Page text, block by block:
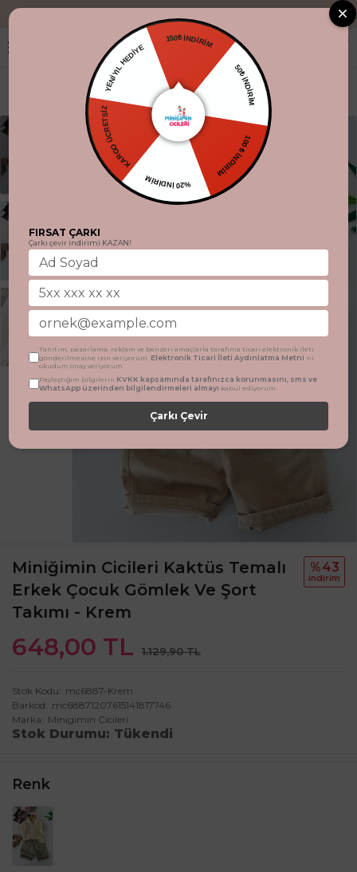
"Aynı gün
Miniğimin Cicileri Kaktüs Temalı
Erkek Çocuk Gömlek Ve Şort
Takımı - Krem
648,00 TL 1.129,90 TL
%43
i̇ndi̇ri̇m
Stok Kodu
mc6887-Krem
Barkod
mc68871207615141817746
Marka
Minigimin Cicileri
Stok Durumu Tükendi
Renk
150₺ İNDİRİM
50₺ İNDİRİM
100 ₺ İNDİRİM
%20 İNDİRİM
KARGO ÜCRETSİZ
YENİYIL HEDİYE
FIRSAT ÇARKI
Çarkı çevir indirimi KAZAN!
Tanıtım, pazarlama, reklam ve benzeri amaçlarla tarafıma ticari elektronik ileti
gönderilmesine izin veriyorum. Elektronik Ticari İleti Aydınlatma Metni 'ni
okudum onay veriyorum.
Paylaştığım bilgilerin KVKK kapsamında tarafınızca korunmasını, sms ve
WhatsApp üzerinden bilgilendirmeleri almayı kabul ediyorum.
Çarkı Çevir